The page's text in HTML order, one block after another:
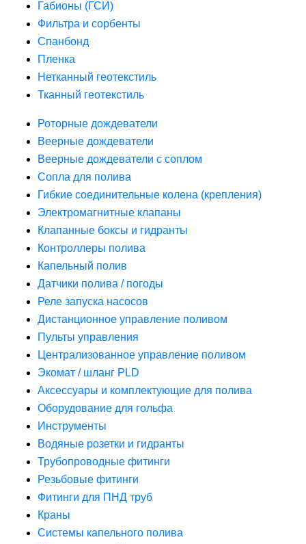
Габионы (ГСИ)
Фильтра и сорбенты
Спанбонд
Пленка
Нетканный геотекстиль
Тканный геотекстиль
Роторные дождеватели
Веерные дождеватели
Веерные дождеватели с соплом
Сопла для полива
Гибкие соединительные колена (крепления)
Электромагнитные клапаны
Клапанные боксы и гидранты
Контроллеры полива
Капельный полив
Датчики полива / погоды
Реле запуска насосов
Дистанционное управление поливом
Пульты управления
Централизованное управление поливом
Экомат / шланг PLD
Аксессуары и комплектующие для полива
Оборудование для гольфа
Инструменты
Водяные розетки и гидранты
Трубопроводные фитинги
Резьбовые фитинги
Фитинги для ПНД труб
Краны
Системы капельного полива